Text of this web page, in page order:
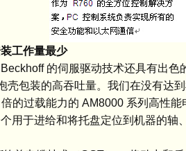
工作量最少
的伺服驱动技术还具有出色
壳包装的高吞吐量。我们在没有达
的过载能力的 AM8000 系列高性
用于进给和将托盘定位到机器的